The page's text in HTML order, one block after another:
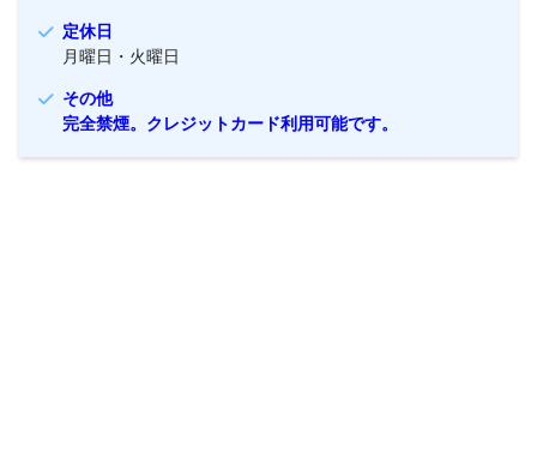
定休日
月曜日・火曜日
その他
完全禁煙。クレジットカード利用可能です。